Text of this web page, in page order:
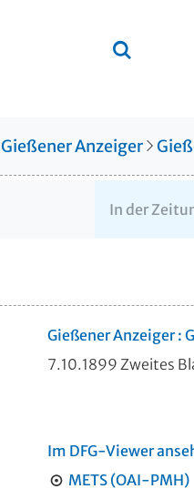
Gießener Anzeiger
Gießener Anzeiger :
7.10.1899 Zweites
Im DFG-Viewer
METS (OAI-PMH)